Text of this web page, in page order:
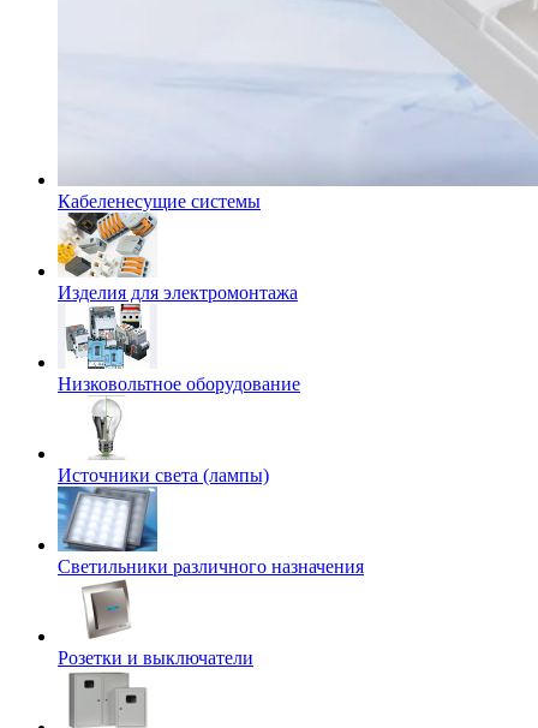
Кабеленесущие системы
Изделия для электромонтажа
Низковольтное оборудование
Источники света (лампы)
Светильники различного назначения
Розетки и выключатели